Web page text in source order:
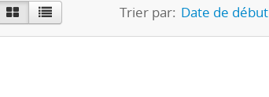
Trier par: Date de début